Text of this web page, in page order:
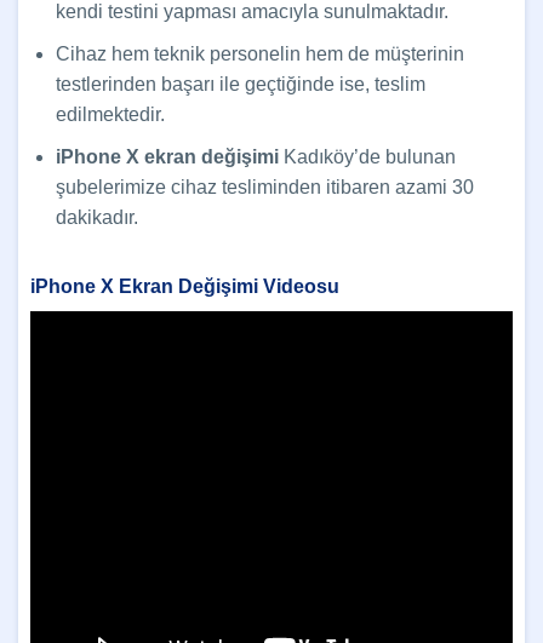
kendi testini yapması amacıyla sunulmaktadır.
Cihaz hem teknik personelin hem de müşterinin
testlerinden başarı ile geçtiğinde ise, teslim
edilmektedir.
iPhone X ekran değişimiKadıköy’de bulunan
şubelerimize cihaz tesliminden itibaren azami 30
dakikadır.
iPhone X Ekran Değişimi Videosu